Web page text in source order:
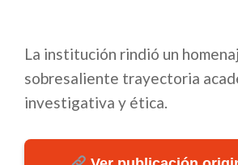
La institución rindió un
sobresaliente trayectoria
investigativa y ética.